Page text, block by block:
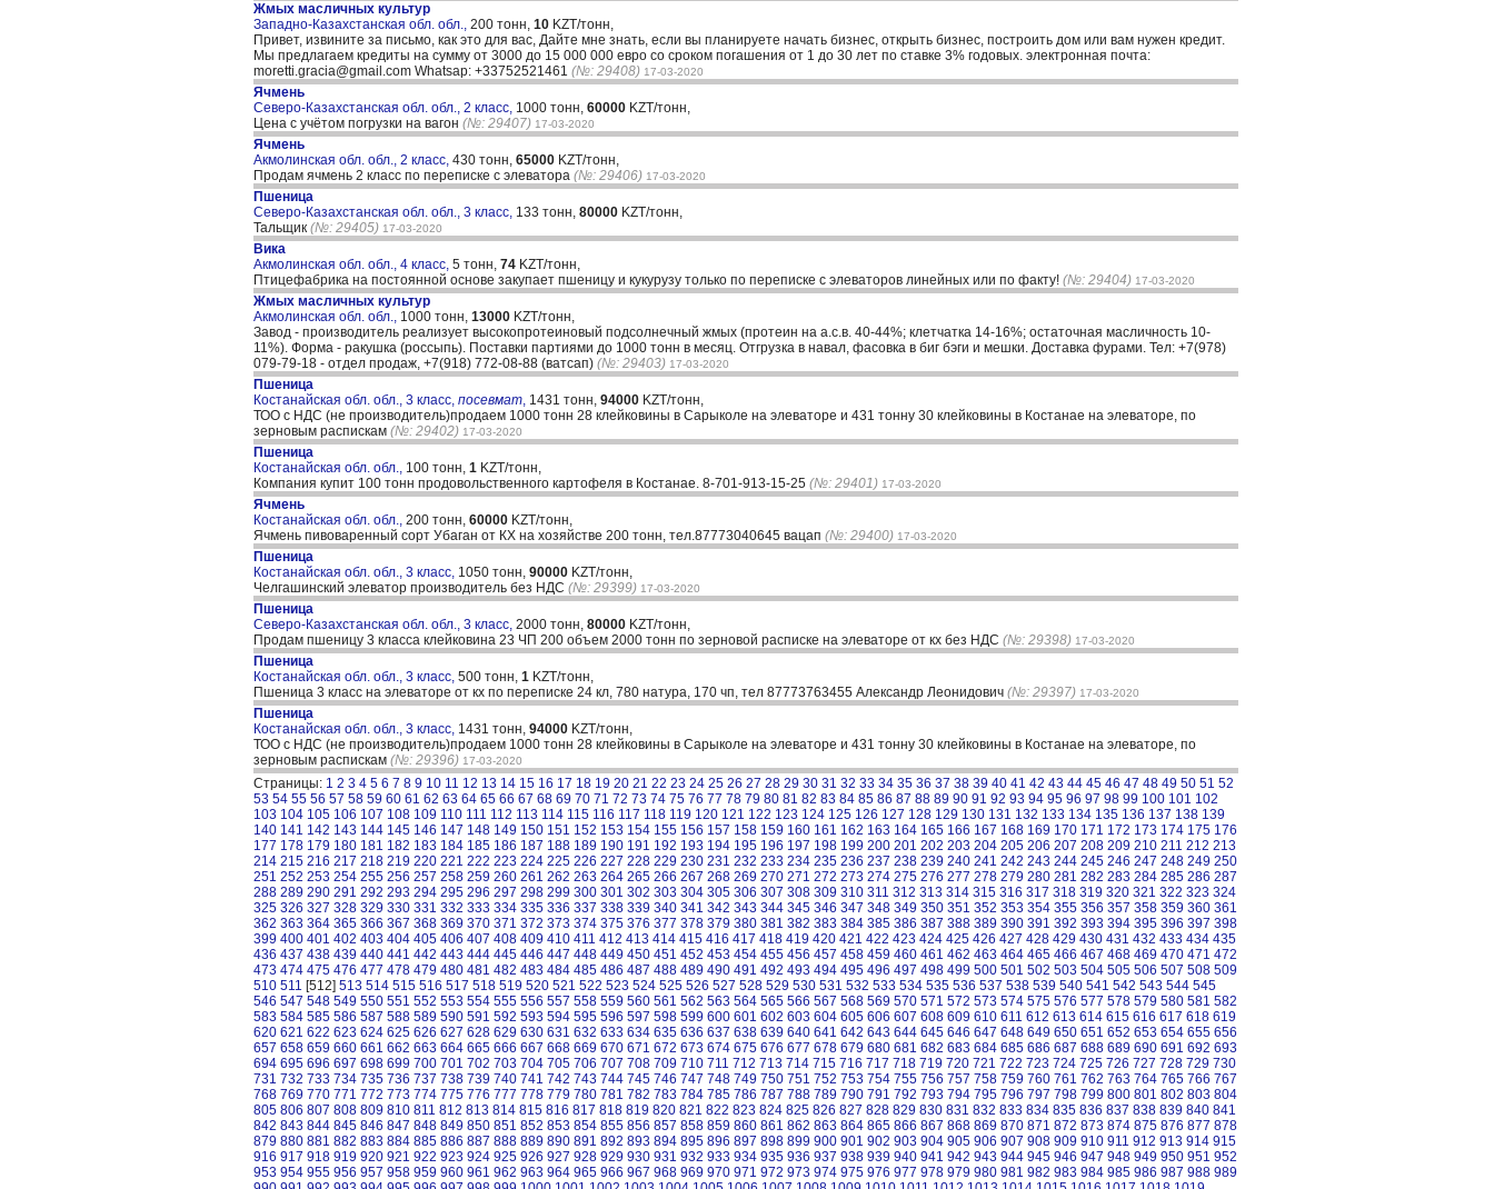
Жмых масличных культур
Западно-Казахстанская обл. обл., 200 тонн, 10 KZT/тонн,
Привет, извините за письмо, как это для вас, Дайте мне знать, если вы планируете начать бизнес, открыть бизнес, построить дом или вам нужен кредит.
Мы предлагаем кредиты на сумму от 3000 до 15 000 000 евро со сроком погашения от 1 до 30 лет по ставке 3% годовых. электронная почта:
moretti.gracia@gmail.com Whatsap: +33752521461 (№: 29408) 17-03-2020
Ячмень
Северо-Казахстанская обл. обл., 2 класс, 1000 тонн, 60000 KZT/тонн,
Цена с учётом погрузки на вагон (№: 29407) 17-03-2020
Ячмень
Акмолинская обл. обл., 2 класс, 430 тонн, 65000 KZT/тонн,
Продам ячмень 2 класс по переписке с элеватора (№: 29406) 17-03-2020
Пшеница
Северо-Казахстанская обл. обл., 3 класс, 133 тонн, 80000 KZT/тонн,
Тальщик (№: 29405) 17-03-2020
Вика
Акмолинская обл. обл., 4 класс, 5 тонн, 74 KZT/тонн,
Птицефабрика на постоянной основе закупает пшеницу и кукурузу только по переписке с элеваторов линейных или по факту! (№: 29404) 17-03-2020
Жмых масличных культур
Акмолинская обл. обл., 1000 тонн, 13000 KZT/тонн,
Завод - производитель реализует высокопротеиновый подсолнечный жмых (протеин на а.с.в. 40-44%; клетчатка 14-16%; остаточная масличность 10-
11%). Форма - ракушка (россыпь). Поставки партиями до 1000 тонн в месяц. Отгрузка в навал, фасовка в биг бэги и мешки. Доставка фурами. Тел: +7(978)
079-79-18 - отдел продаж, +7(918) 772-08-88 (ватсап) (№: 29403) 17-03-2020
Пшеница
Костанайская обл. обл., 3 класс, посевмат, 1431 тонн, 94000 KZT/тонн,
ТОО с НДС (не производитель)продаем 1000 тонн 28 клейковины в Сарыколе на элеваторе и 431 тонну 30 клейковины в Костанае на элеваторе, по
зерновым распискам (№: 29402) 17-03-2020
Пшеница
Костанайская обл. обл., 100 тонн, 1 KZT/тонн,
Компания купит 100 тонн продовольственного картофеля в Костанае. 8-701-913-15-25 (№: 29401) 17-03-2020
Ячмень
Костанайская обл. обл., 200 тонн, 60000 KZT/тонн,
Ячмень пивоваренный сорт Убаган от КХ на хозяйстве 200 тонн, тел.87773040645 вацап (№: 29400) 17-03-2020
Пшеница
Костанайская обл. обл., 3 класс, 1050 тонн, 90000 KZT/тонн,
Челгашинский элеватор производитель без НДС (№: 29399) 17-03-2020
Пшеница
Северо-Казахстанская обл. обл., 3 класс, 2000 тонн, 80000 KZT/тонн,
Продам пшеницу 3 класса клейковина 23 ЧП 200 объем 2000 тонн по зерновой расписке на элеваторе от кх без НДС (№: 29398) 17-03-2020
Пшеница
Костанайская обл. обл., 3 класс, 500 тонн, 1 KZT/тонн,
Пшеница 3 класс на элеваторе от кх по переписке 24 кл, 780 натура, 170 чп, тел 87773763455 Александр Леонидович (№: 29397) 17-03-2020
Пшеница
Костанайская обл. обл., 3 класс, 1431 тонн, 94000 KZT/тонн,
ТОО с НДС (не производитель)продаем 1000 тонн 28 клейковины в Сарыколе на элеваторе и 431 тонну 30 клейковины в Костанае на элеваторе, по
зерновым распискам (№: 29396) 17-03-2020
Страницы: 1 2 3 4 5 6 7 8 9 10 11 12 13 14 15 16 17 18 19 20 21 22 23 24 25 26 27 28 29 30 31 32 33 34 35 36 37 38 39 40 41 42 43 44 45 46 47 48 49 50 51 52
53 54 55 56 57 58 59 60 61 62 63 64 65 66 67 68 69 70 71 72 73 74 75 76 77 78 79 80 81 82 83 84 85 86 87 88 89 90 91 92 93 94 95 96 97 98 99 100 101 102
103 104 105 106 107 108 109 110 111 112 113 114 115 116 117 118 119 120 121 122 123 124 125 126 127 128 129 130 131 132 133 134 135 136 137 138 139
140 141 142 143 144 145 146 147 148 149 150 151 152 153 154 155 156 157 158 159 160 161 162 163 164 165 166 167 168 169 170 171 172 173 174 175 176
177 178 179 180 181 182 183 184 185 186 187 188 189 190 191 192 193 194 195 196 197 198 199 200 201 202 203 204 205 206 207 208 209 210 211 212 213
214 215 216 217 218 219 220 221 222 223 224 225 226 227 228 229 230 231 232 233 234 235 236 237 238 239 240 241 242 243 244 245 246 247 248 249 250
251 252 253 254 255 256 257 258 259 260 261 262 263 264 265 266 267 268 269 270 271 272 273 274 275 276 277 278 279 280 281 282 283 284 285 286 287
288 289 290 291 292 293 294 295 296 297 298 299 300 301 302 303 304 305 306 307 308 309 310 311 312 313 314 315 316 317 318 319 320 321 322 323 324
325 326 327 328 329 330 331 332 333 334 335 336 337 338 339 340 341 342 343 344 345 346 347 348 349 350 351 352 353 354 355 356 357 358 359 360 361
362 363 364 365 366 367 368 369 370 371 372 373 374 375 376 377 378 379 380 381 382 383 384 385 386 387 388 389 390 391 392 393 394 395 396 397 398
399 400 401 402 403 404 405 406 407 408 409 410 411 412 413 414 415 416 417 418 419 420 421 422 423 424 425 426 427 428 429 430 431 432 433 434 435
436 437 438 439 440 441 442 443 444 445 446 447 448 449 450 451 452 453 454 455 456 457 458 459 460 461 462 463 464 465 466 467 468 469 470 471 472
473 474 475 476 477 478 479 480 481 482 483 484 485 486 487 488 489 490 491 492 493 494 495 496 497 498 499 500 501 502 503 504 505 506 507 508 509
510 511 [512] 513 514 515 516 517 518 519 520 521 522 523 524 525 526 527 528 529 530 531 532 533 534 535 536 537 538 539 540 541 542 543 544 545
546 547 548 549 550 551 552 553 554 555 556 557 558 559 560 561 562 563 564 565 566 567 568 569 570 571 572 573 574 575 576 577 578 579 580 581 582
583 584 585 586 587 588 589 590 591 592 593 594 595 596 597 598 599 600 601 602 603 604 605 606 607 608 609 610 611 612 613 614 615 616 617 618 619
620 621 622 623 624 625 626 627 628 629 630 631 632 633 634 635 636 637 638 639 640 641 642 643 644 645 646 647 648 649 650 651 652 653 654 655 656
657 658 659 660 661 662 663 664 665 666 667 668 669 670 671 672 673 674 675 676 677 678 679 680 681 682 683 684 685 686 687 688 689 690 691 692 693
694 695 696 697 698 699 700 701 702 703 704 705 706 707 708 709 710 711 712 713 714 715 716 717 718 719 720 721 722 723 724 725 726 727 728 729 730
731 732 733 734 735 736 737 738 739 740 741 742 743 744 745 746 747 748 749 750 751 752 753 754 755 756 757 758 759 760 761 762 763 764 765 766 767
768 769 770 771 772 773 774 775 776 777 778 779 780 781 782 783 784 785 786 787 788 789 790 791 792 793 794 795 796 797 798 799 800 801 802 803 804
805 806 807 808 809 810 811 812 813 814 815 816 817 818 819 820 821 822 823 824 825 826 827 828 829 830 831 832 833 834 835 836 837 838 839 840 841
842 843 844 845 846 847 848 849 850 851 852 853 854 855 856 857 858 859 860 861 862 863 864 865 866 867 868 869 870 871 872 873 874 875 876 877 878
879 880 881 882 883 884 885 886 887 888 889 890 891 892 893 894 895 896 897 898 899 900 901 902 903 904 905 906 907 908 909 910 911 912 913 914 915
916 917 918 919 920 921 922 923 924 925 926 927 928 929 930 931 932 933 934 935 936 937 938 939 940 941 942 943 944 945 946 947 948 949 950 951 952
953 954 955 956 957 958 959 960 961 962 963 964 965 966 967 968 969 970 971 972 973 974 975 976 977 978 979 980 981 982 983 984 985 986 987 988 989